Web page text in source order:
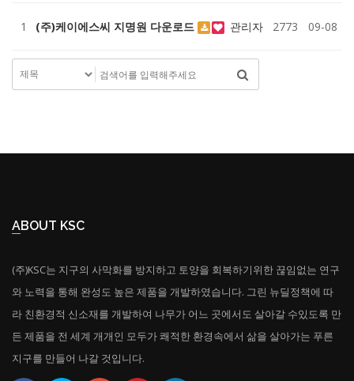
1 (주)케이에스씨 지명원 다운로드 관리자 2773 09-08
ABOUT KSC
(주)KSC는 지구의 사막화를 방지하고 토양을 회복하기위한 끊임없는 연구
와 노력을 통해 완성도 높은 제품을 개발하였습니다. 그린 뉴딜정책에 따
라 친환경적 신소재를 개발하여 나무가 어느 곳에서도 살아갈 수있도록 만
든 제품을 전 세계 개개인 모두가 쾌적한 환경속에서 삶을 살아가는 푸른
지구를 만들어 나갈 것입니다.